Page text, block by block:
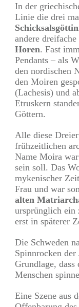
In der
Linie die drei
andere dreifache
Horen. Fast
Pendants – als
den nordischen
den Moiren
(Lachesis) und
Etruskern
Göttern.
Alle diese
frühzeitlichen
Name Moira
sein soll. Das
mykenischer
Frau und war
alten
ursprünglich ein
erst in späterer
Die Schweden
Spinnrocken
Grundlage,
Menschen
Eine Szene aus